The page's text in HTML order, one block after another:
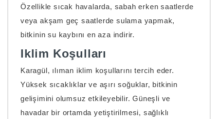
Özellikle sıcak havalarda, sabah erken saatlerde
veya akşam geç saatlerde sulama yapmak,
bitkinin su kaybını en aza indirir.
Iklim Koşulları
Karagül, ılıman iklim koşullarını tercih eder.
Yüksek sıcaklıklar ve aşırı soğuklar, bitkinin
gelişimini olumsuz etkileyebilir. Güneşli ve
havadar bir ortamda yetiştirilmesi, sağlıklı